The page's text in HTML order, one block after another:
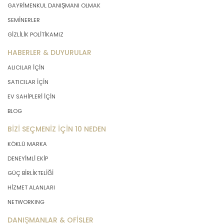
önce veri sahiplerinin bilgisine
sunmakla yükümlüdür. Kişisel veriler
belirtilen meşru ve hukuka uygun
4. İşlendikleri Amaçla Bağlantılı, Sınırlı
ve Ölçülü Olma
A.Ş. kişisel verileri belirlenen
amaçların gerçekleştirilmesine
elverişli bir biçimde işleyecek ve
amacın gerçekleştirilmesi ile ilgili
olmayan veya ihtiyaç duyulmayan
kişisel verilerin işlenmesinden
GAYRİMENKUL DANIŞMANI OLMAK
SEMİNERLER
GİZLİLİK POLİTİKAMIZ
HABERLER & DUYURULAR
ALICILAR İÇİN
SATICILAR İÇİN
EV SAHİPLERİ İÇİN
BLOG
BİZİ SEÇMENİZ İÇİN 10 NEDEN
KÖKLÜ MARKA
DENEYİMLİ EKİP
GÜÇ BİRLİKTELİĞİ
HİZMET ALANLARI
NETWORKING
DANIŞMANLAR & OFİSLER